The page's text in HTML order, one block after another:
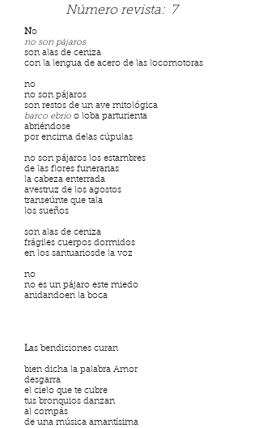
Número revista: 7
No
no son pájaros
son alas de ceniza
con la lengua de acero de las locomotoras
no
no son pájaros
son restos de un ave mitológica
barco ebrio o loba parturienta
abriéndose
por encima delas cúpulas
no son pájaros los estambres
de las flores funerarias
la cabeza enterrada
avestruz de los agostos
transeúnte que tala
los sueños
son alas de ceniza
frágiles cuerpos dormidos
en los santuariosde la voz
no
no es un pájaro este miedo
anidandoen la boca
Las bendiciones curan
bien dicha la palabra Amor
desgarra
el cielo que te cubre
tus bronquios danzan
al compás
de una música amantísima